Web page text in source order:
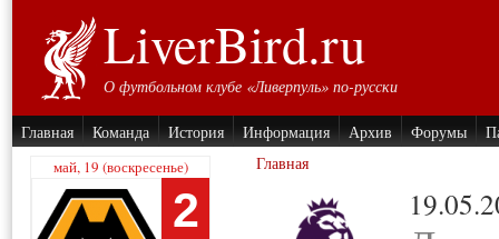
LiverBird.ru
О футбольном клубе «Ливерпуль» по-русски
Главная Команда История Информация Архив Форумы
май, 19 (воскресенье)
2
Главная